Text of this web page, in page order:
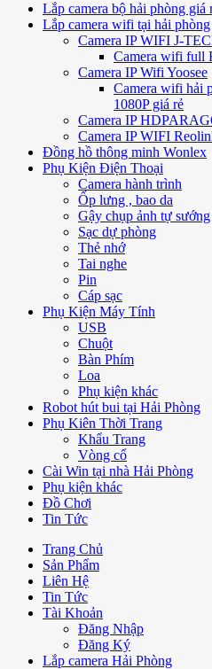
Lắp camera bộ hải phòng giá
Lắp camera wifi tại hải phòng
Camera IP WIFI J-
Camera wifi full
Camera IP Wifi Yoosee
Camera wifi hải
1080P giá rẻ
Camera IP
Camera IP WIFI
Đồng hồ thông minh Wonlex
Phụ Kiện Điện Thoại
Camera hành trình
Ốp lưng , bao da
Gậy chụp ảnh tự sướng
Sạc dự phòng
Thẻ nhớ
Tai nghe
Pin
Cáp sạc
Phụ Kiện Máy Tính
USB
Chuột
Bàn Phím
Loa
Phụ kiện khác
Robot hút bui tại Hải Phòng
Phụ Kiên Thời Trang
Khẩu Trang
Vòng cổ
Cài Win tại nhà Hải Phòng
Phụ kiện khác
Đồ Chơi
Tin Tức
Trang Chủ
Sản Phẩm
Liên Hệ
Tin Tức
Tài Khoản
Đăng Nhập
Đăng Ký
Lắp camera Hải Phòng